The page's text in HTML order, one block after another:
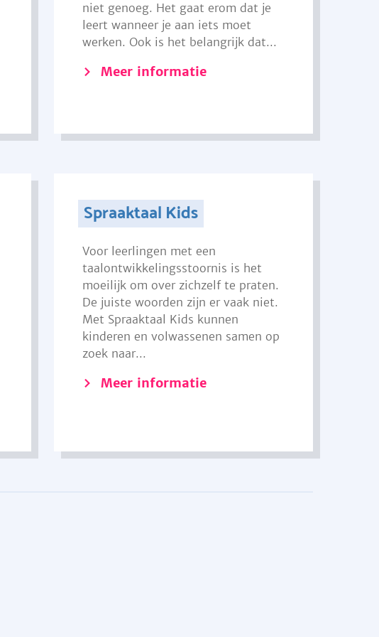
niet genoeg. Het gaat erom dat je
leert wanneer je aan iets moet
werken. Ook is het belangrijk dat...
Meer informatie
Spraaktaal Kids
Voor leerlingen met een
taalontwikkelingsstoornis is het
moeilijk om over zichzelf te praten.
De juiste woorden zijn er vaak niet.
Met Spraaktaal Kids kunnen
kinderen en volwassenen samen op
zoek naar...
Meer informatie